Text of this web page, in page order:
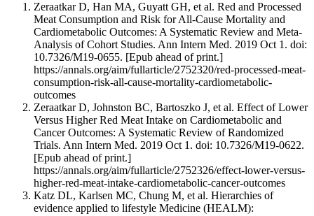
Zeraatkar D, Han MA, Guyatt GH, et al. Red and Processed
Meat Consumption and Risk for All-Cause Mortality and
Cardiometabolic Outcomes: A Systematic Review and Meta-
Analysis of Cohort Studies. Ann Intern Med. 2019 Oct 1. doi:
10.7326/M19-0655. [Epub ahead of print.]
https://annals.org/aim/fullarticle/2752320/red-processed-meat-
consumption-risk-all-cause-mortality-cardiometabolic-
outcomes
Zeraatkar D, Johnston BC, Bartoszko J, et al. Effect of Lower
Versus Higher Red Meat Intake on Cardiometabolic and
Cancer Outcomes: A Systematic Review of Randomized
Trials. Ann Intern Med. 2019 Oct 1. doi: 10.7326/M19-0622.
[Epub ahead of print.]
https://annals.org/aim/fullarticle/2752326/effect-lower-versus-
higher-red-meat-intake-cardiometabolic-cancer-outcomes
Katz DL, Karlsen MC, Chung M, et al. Hierarchies of
evidence applied to lifestyle Medicine (HEALM):